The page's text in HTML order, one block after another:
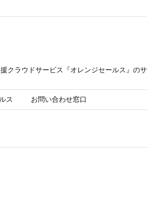
クラウドサービス『オレンジセールス』の
ス お問い合わせ窓口